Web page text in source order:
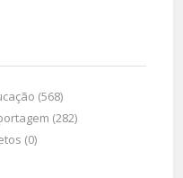
(568)
(282)
(0)